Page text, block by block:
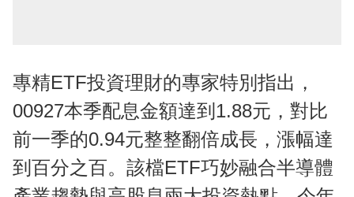
專精ETF投資理財的專家特別指出，
00927本季配息金額達到1.88元，對比
前一季的0.94元整整翻倍成長，漲幅達
到百分之百。該檔ETF巧妙融合半導體